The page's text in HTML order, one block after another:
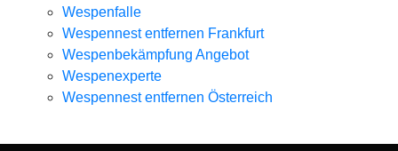
Wespenfalle
Wespennest entfernen Frankfurt
Wespenbekämpfung Angebot
Wespenexperte
Wespennest entfernen Österreich